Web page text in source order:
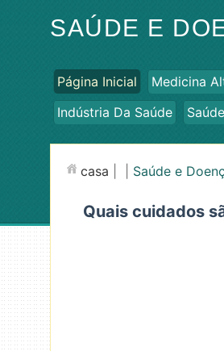
SAÚDE E
Página Inicial Medicina
Indústria Da Saúde
casa Saúde e
Quais cuidados